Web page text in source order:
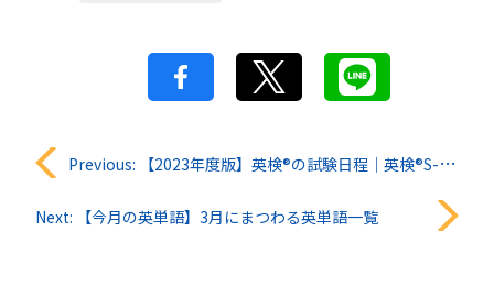
投
稿
Previous: 【2023年度版】英検®︎の試験日程｜英検®︎S-CBTの活用法も
Next: 【今月の英単語】3月にまつわる英単語一覧